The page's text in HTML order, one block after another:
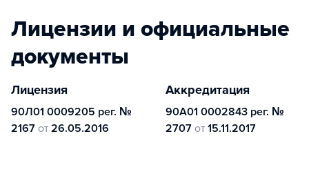
Лицензии и официальные
документы
Лицензия
90Л01 0009205 рег. №
2167 от 26.05.2016
Аккредитация
90А01 0002843 рег. №
2707 от 15.11.2017